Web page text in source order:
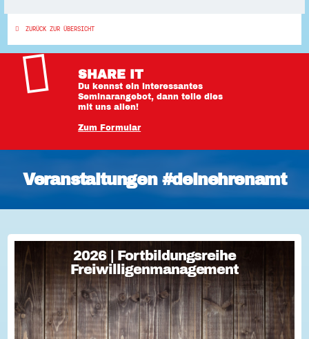
ZURÜCK ZUR ÜBERSICHT
SHARE IT
Du kennst ein interessantes
Seminarangebot, dann teile dies
mit uns allen!
Zum Formular
Veranstaltungen #deinehrenamt
2026 | Fortbildungsreihe
Freiwilligenmanagement
2026 | Fortbildungsreihe
Freiwilligenmanagement
Freiwilligenmanagement Kompakt Strategisches
Freiwilligenmanagement und praktische Umsetzung Im Fokus
Teil 1 Für Engagement begeistern: Freiwillige gewinnen Im
Fokus Teil 2 Eine Frage der H...